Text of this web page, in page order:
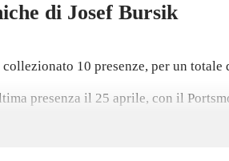
di Josef Bursik
10 presenze, per un
presenza il 25 aprile, con il